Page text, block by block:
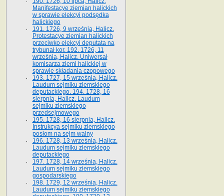
Manifestacye ziemian halickich
w sprawie elekcyi podsędka
halickiego
191. 1726, 9 września, Halicz.
Protestacye ziemian halickich
przeciwko elekcyi deputata na
trybunał kor. 192. 1726, 11
września, Halicz. Uniwersał
komisarza ziemi halickiej w
sprawie składania czopowego
193. 1727, 15 września, Halicz.
Laudum sejmiku ziemskiego
deputackiego. 194. 1728, 16
sierpnia, Halicz. Laudum
sejmiku ziemskiego
przedsejmowego
195. 1728, 16 sierpnia, Halicz.
Instrukcya sejmiku ziemskiego
posłom na sejm walny
196. 1728, 13 września, Halicz.
Laudum sejmiku ziemskiego
deputackiego
197. 1728, 14 września, Halicz.
Laudum sejmiku ziemskiego
gospodarskiego
198. 1729, 12 września, Halicz.
Laudum sejmiku ziemskiego